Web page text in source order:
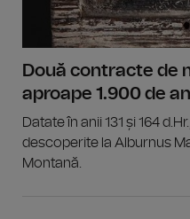
Două contracte de
aproape 1.900 de
Datate în anii 131 și 164
descoperite la Alburnus
Montană.